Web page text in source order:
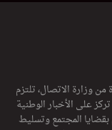
وزارة الاتصال، تلتزم
على الأخبار الوطنية
بقضايا المجتمع وتسليط